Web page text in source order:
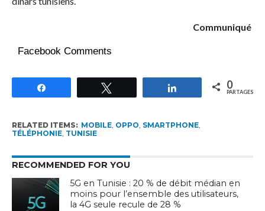
Communiqué
Facebook Comments
Partagez 0
PARTAGES
RELATED ITEMS: MOBILE, OPPO, SMARTPHONE,
TÉLÉPHONIE, TUNISIE
RECOMMENDED FOR YOU
5G en Tunisie : 20 % de débit médian en
moins pour l’ensemble des utilisateurs,
la 4G seule recule de 28 %